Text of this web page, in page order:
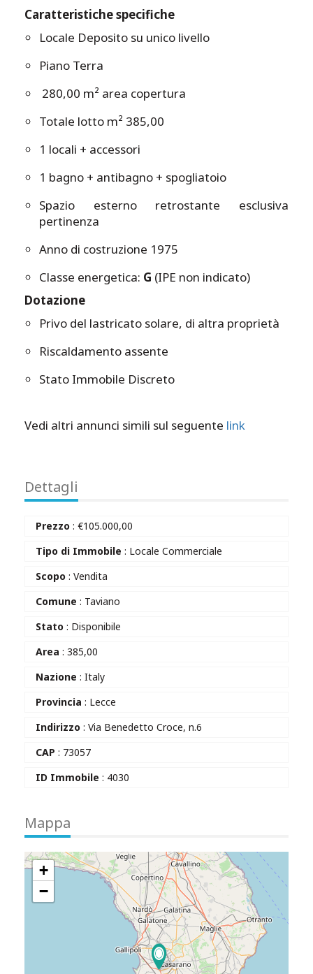
Caratteristiche specifiche
Locale Deposito su unico livello
Piano Terra
280,00 m² area copertura
Totale lotto m² 385,00
1 locali + accessori
1 bagno + antibagno + spogliatoio
Spazio esterno retrostante esclusiva
pertinenza
Anno di costruzione 1975
Classe energetica: G (IPE non indicato)
Dotazione
Privo del lastricato solare, di altra proprietà
Riscaldamento assente
Stato Immobile Discreto
Vedi altri annunci simili sul seguente link
Dettagli
Prezzo : €105.000,00
Tipo di Immobile : Locale Commerciale
Scopo : Vendita
Comune : Taviano
Stato : Disponibile
Area : 385,00
Nazione : Italy
Provincia : Lecce
Indirizzo : Via Benedetto Croce, n.6
CAP : 73057
ID Immobile : 4030
Mappa
+
−